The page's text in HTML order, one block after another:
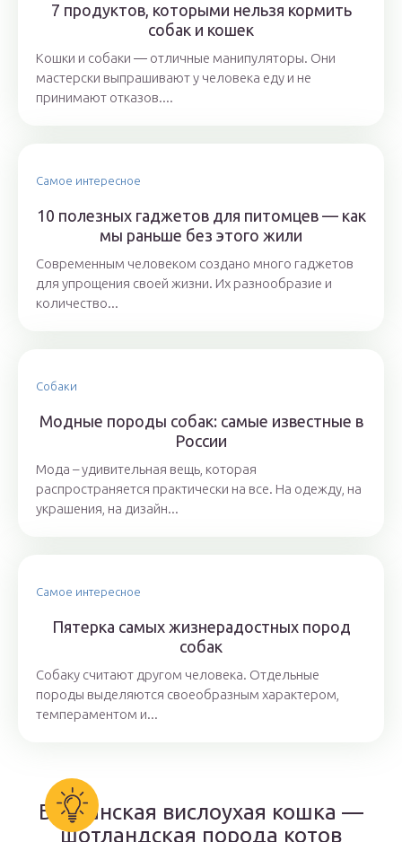
7 продуктов, которыми нельзя кормить
собак и кошек
Кошки и собаки ― отличные манипуляторы. Они
мастерски выпрашивают у человека еду и не
принимают отказов....
Самое интересное
10 полезных гаджетов для питомцев — как
мы раньше без этого жили
Современным человеком создано много гаджетов
для упрощения своей жизни. Их разнообразие и
количество...
Собаки
Модные породы собак: самые известные в
России
Мода – удивительная вещь, которая
распространяется практически на все. На одежду, на
украшения, на дизайн...
Самое интересное
Пятерка самых жизнерадостных пород
собак
Собаку считают другом человека. Отдельные
породы выделяются своеобразным характером,
темпераментом и...
Британская вислоухая кошка —
шотландская порода котов